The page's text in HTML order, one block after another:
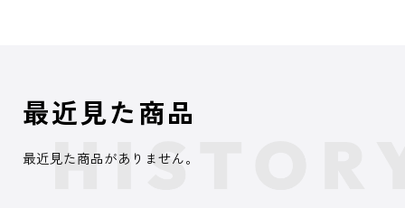
最近見た商品
最近見た商品がありません。